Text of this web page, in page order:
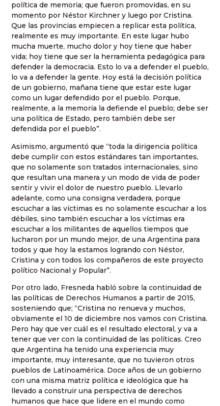
política de memoria; que fueron promovidas, en su
momento por Néstor Kirchner y luego por Cristina.
Que las provincias empiecen a replicar esta política,
realmente es muy importante. En este lugar hubo
mucha muerte, mucho dolor y hoy tiene que haber
vida; hoy tiene que ser la herramienta pedagógica para
defender la democracia. Esto lo va a defender el pueblo,
lo va a defender la gente. Hoy está la decisión política
de un gobierno, mañana tiene que estar este lugar
como un lugar defendido por el pueblo. Porque,
realmente, a la memoria la defiende el pueblo; debe ser
una política de Estado, pero también debe ser
defendida por el pueblo”.
Asimismo, argumentó que “toda la dirigencia política
debe cumplir con estos estándares tan importantes,
que no solamente son tratados internacionales, sino
que resultan una manera y un modo de vida de poder
sentir y vivir el dolor de nuestro pueblo. Llevarlo
adelante, como una consigna verdadera, porque
escuchar a las víctimas es no solamente escuchar a los
débiles, sino también escuchar a los víctimas era
escuchar a los militantes de aquellos tiempos que
lucharon por un mundo mejor, de una Argentina para
todos y que hoy la estamos logrando con Néstor,
Cristina y con todos los compañeros de este proyecto
político Nacional y Popular”.
Por otro lado, Fresneda habló sobre la continuidad de
las políticas de Derechos Humanos a partir de 2015,
sosteniendo que; “Cristina no renueva y muchos,
obviamente el 10 de diciembre nos vamos con Cristina.
Pero hay que ver cuál es el resultado electoral, y va a
tener que ver con la continuidad de las políticas. Creo
que Argentina ha tenido una experiencia muy
importante, muy interesante, que no tuvieron otros
pueblos de Latinoamérica. Doce años de un gobierno
con una misma matriz política e ideológica que ha
llevado a construir una perspectiva de derechos
humanos que hace que lidere en el mundo como